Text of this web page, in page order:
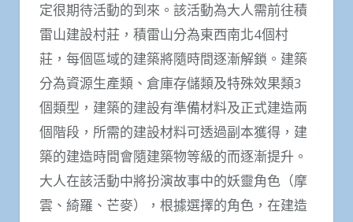
定很期待活動的到來。該活動為大人需前往積
雷山建設村莊，積雷山分為東西南北4個村
莊，每個區域的建築將隨時間逐漸解鎖。建築
分為資源生產類、倉庫存儲類及特殊效果類3
個類型，建築的建設有準備材料及正式建造兩
個階段，所需的建設材料可透過副本獲得，建
築的建造時間會隨建築物等級的而逐漸提升。
大人在該活動中將扮演故事中的妖靈角色（摩
雲、綺羅、芒麥），根據選擇的角色，在建造